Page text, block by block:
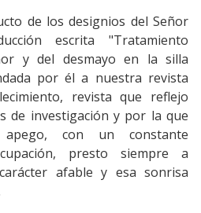
de los designios del Señor
escrita "Tratamiento
y del desmayo en la silla
por él a nuestra revista
revista que reflejo
de investigación y por la que
con un constante
presto siempre a
afable y esa sonrisa